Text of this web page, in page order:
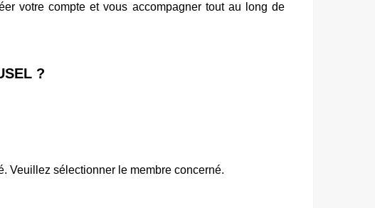
votre compte et vous accompagner tout au long de
?
Veuillez sélectionner le membre concerné.